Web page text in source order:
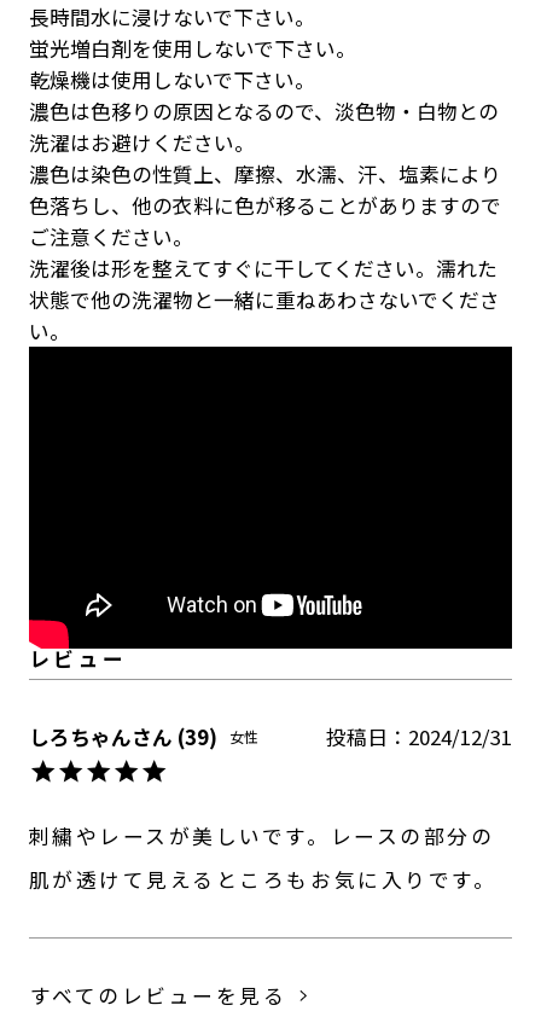
長時間水に浸けないで下さい。
蛍光増白剤を使用しないで下さい。
乾燥機は使用しないで下さい。
濃色は色移りの原因となるので、淡色物・白物との
洗濯はお避けください。
濃色は染色の性質上、摩擦、水濡、汗、塩素により
色落ちし、他の衣料に色が移ることがありますので
ご注意ください。
洗濯後は形を整えてすぐに干してください。濡れた
状態で他の洗濯物と一緒に重ねあわさないでくださ
い。
しろちゃん 39 女性 投稿日 2024/12/31
刺繍やレースが美しいです。レースの部分の
肌が透けて見えるところもお気に入りです。
すべてのレビューを見る